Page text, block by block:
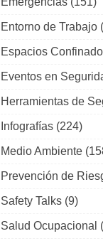
Entorno de Trabajo
Espacios
Eventos en
Herramientas de
Infografías (224)
Medio Ambiente
Prevención de
Safety Talks (9)
Salud Ocupacional